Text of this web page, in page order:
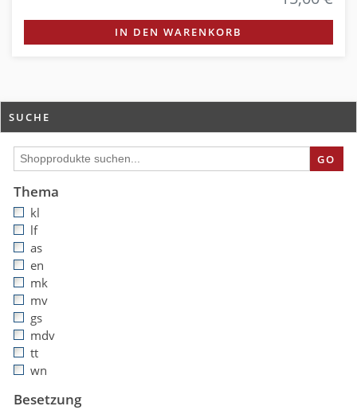
IN DEN WARENKORB
SUCHE
GO
Thema
kl
lf
as
en
mk
mv
gs
mdv
tt
wn
Besetzung